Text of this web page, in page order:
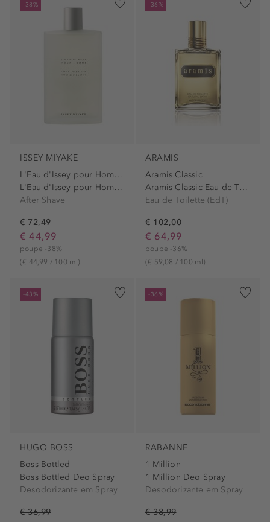
-38%
ISSEY MIYAKE
L'Eau d'Issey pour Homme
L'Eau d'Issey pour Homme...
After Shave
€ 72,49
€ 44,99
poupe -38%
(€ 44,99 / 100 ml)
-36%
ARAMIS
Aramis Classic
Aramis Classic Eau de Toilette
Eau de Toilette (EdT)
€ 102,00
€ 64,99
poupe -36%
(€ 59,08 / 100 ml)
-43%
HUGO BOSS
Boss Bottled
Boss Bottled Deo Spray
Desodorizante em Spray
€ 36,99
-36%
RABANNE
1 Million
1 Million Deo Spray
Desodorizante em Spray
€ 38,99